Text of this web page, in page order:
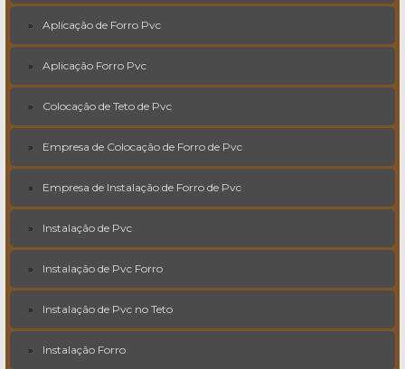
Aplicação de Forro Pvc
Aplicação Forro Pvc
Colocação de Teto de Pvc
Empresa de Colocação de Forro de Pvc
Empresa de Instalação de Forro de Pvc
Instalação de Pvc
Instalação de Pvc Forro
Instalação de Pvc no Teto
Instalação Forro